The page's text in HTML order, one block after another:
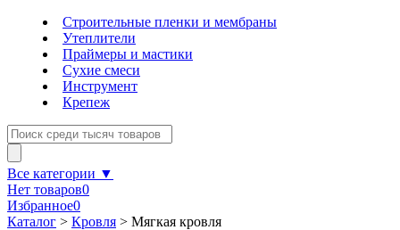
Строительные пленки и мембраны
Утеплители
Праймеры и мастики
Сухие смеси
Инструмент
Крепеж
Все категории ▼
Нет товаров0
Избранное0
Каталог > Кровля > Мягкая кровля